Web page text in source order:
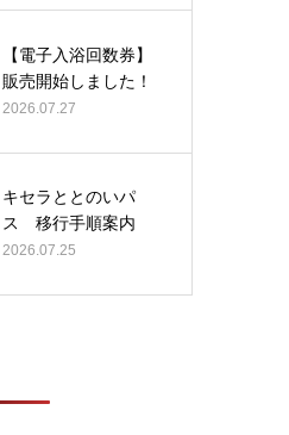
【電子入浴回数券】
販売開始しました！
2026.07.27
キセラととのいパ
ス 移行手順案内
2026.07.25